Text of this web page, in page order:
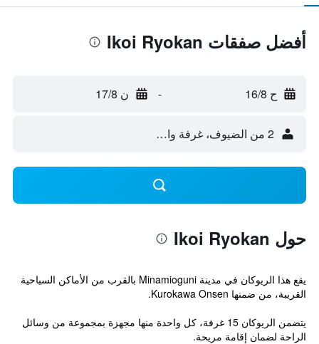
أفضل صفقات Ikoi Ryokan
ح 16/8 - ن 17/8
2 من الضيوف، غرفة واحدة
حول Ikoi Ryokan
يقع هذا الريوكان في مدينة Minamioguni بالقرب من الأماكن السياحية
القريبة، من ضمنها Kurokawa Onsen.
يتضمن الريوكان 15 غرفة، كل واحدة منها مجهزة بمجموعة من وسائل
الراحة لضمان إقامة مريحة.